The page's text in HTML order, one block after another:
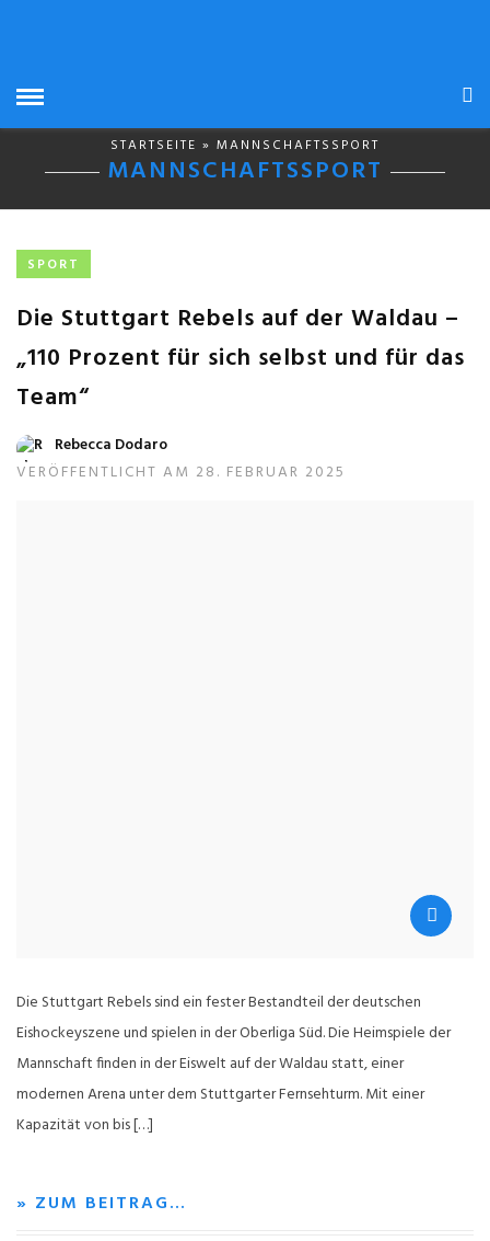
STARTSEITE » MANNSCHAFTSSPORT
MANNSCHAFTSSPORT
SPORT
Die Stuttgart Rebels auf der Waldau –
„110 Prozent für sich selbst und für das
Team“
Rebecca Dodaro
VERÖFFENTLICHT AM 28. FEBRUAR 2025
Die Stuttgart Rebels sind ein fester Bestandteil der deutschen
Eishockeyszene und spielen in der Oberliga Süd. Die Heimspiele der
Mannschaft finden in der Eiswelt auf der Waldau statt, einer
modernen Arena unter dem Stuttgarter Fernsehturm. Mit einer
Kapazität von bis […]
» ZUM BEITRAG…